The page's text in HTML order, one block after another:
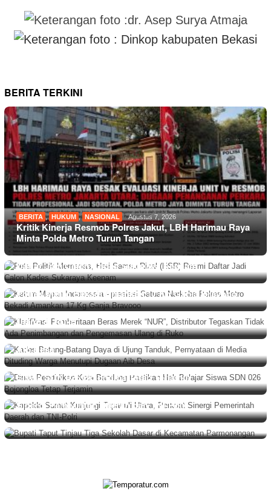
BERITA TERKINI
BERITA , HUKUM , NASIONAL Agustus 7, 2026
Kritik Kinerja Resmob Polres Jakut, LBH Harimau Raya
Minta Polda Metro Turun Tangan
Agustus 7, 2026
Peta Politik Memanas, Heri Samsu Rizal (HSR) Resmi
Daftar Jadi Calon Kades Sukaraya Keenam
BERITA , DAERAH Agustus 6, 2026
Ketum Mapan Indonessia Apresiasi Satuan Narkoba
Polres Metro Bekadi Amankan 17 Kg Ganja Bravooo
BERITA DAERAH Agustus 6, 2026
Klarifikasi Pemberitaan Beras Merek “NUR”, Distributor
Tegaskan Tidak Ada Penimbangan dan Pengemasan
Ulang di Ruko
BERITA DAERAH Agustus 6, 2026
Kades Batang-Batang Daya di Ujung Tanduk,
Pernyataan di Media Dituding Warga Menutupi Dugaan
Aib Desa
PEMERINTAHAN Agustus 6, 2026
Dinas Pendidikan Kota Bandung Pastikan Hak Belajar
Siswa SDN 026 Bojongloa Tetap Terjamin
BERITA Agustus 6, 2026
Kapolda Sumut Kunjungi Tapanuli Utara, Perkuat
Sinergi Pemerintah Daerah dan TNI-Polri
Bupati Taput Tinjau Tiga Sekolah Dasar di Kecamatan
Parmonangan